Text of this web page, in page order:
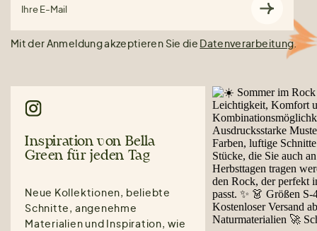
Ihre E-Mail
Mit der Anmeldung akzeptieren Sie die Datenverarbeitung.
Inspiration von Bella
Green für jeden Tag
Neue Kollektionen, beliebte
Schnitte, angenehme
Materialien und Inspiration, wie